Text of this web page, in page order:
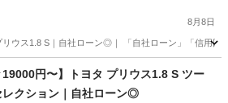
8月8日
リウス1.8 S｜自社ローン◎｜ 「自社ローン」「信用
プリウス ローン
19000円〜】トヨタ プリウス1.8 S ツー
レクション｜自社ローン◎